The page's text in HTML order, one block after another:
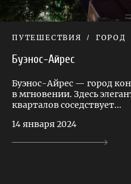
ПУТЕШЕСТВИЯ ГОРОД
Буэнос-Айрес
Буэнос-Айрес — город
в мгновении. Здесь
кварталов соседствует...
14 января 2024